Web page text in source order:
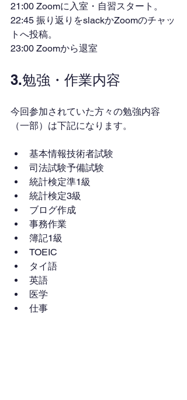
21:00 Zoomに入室・自習スタート。
22:45 振り返りをslackかZoomのチャッ
トへ投稿。
23:00 Zoomから退室
3.勉強・作業内容
今回参加されていた方々の勉強内容
（一部）は下記になります。
基本情報技術者試験
司法試験予備試験
統計検定準1級
統計検定3級
ブログ作成
事務作業
簿記1級
TOEIC
タイ語
英語
医学
仕事